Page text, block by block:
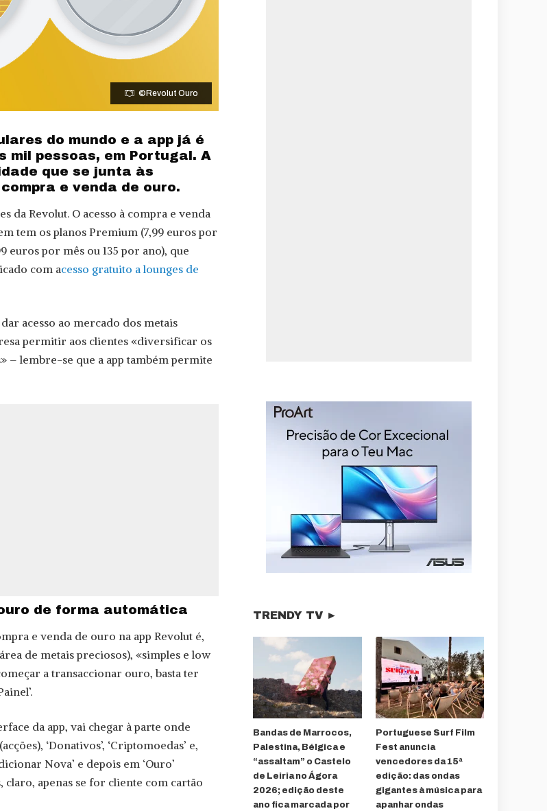
©Revolut Ouro
do mundo e a app já é
mil pessoas, em Portugal. A
que se junta às
e venda de ouro.
da Revolut. O acesso à compra e venda
tem os planos Premium (7,99 euros por
euros por mês ou 135 por ano), que
com acesso gratuito a lounges de
acesso ao mercado dos metais
permitir aos clientes «diversificar os
– lembre-se que a app também permite
de forma automática
e venda de ouro na app Revolut é,
de metais preciosos), «simples e low
a transaccionar ouro, basta ter
da app, vai chegar à parte onde
‘Donativos’, ‘Criptomoedas’ e,
Nova’ e depois em ‘Ouro’
claro, apenas se for cliente com cartão
TRENDY TV ►
Bandas de Marrocos,
Palestina, Bélgica e
“assaltam” o Castelo
de Leiria no Ágora
2026; edição deste
ano fica marcada por
Portuguese Surf Film
Fest anuncia
vencedores da 15ª
edição: das ondas
gigantes à música para
apanhar ondas